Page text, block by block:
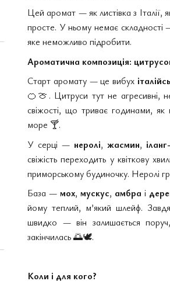
Цей аромат — як листівка з
просте. У ньому немає складності
яке неможливо підробити.
Ароматична композиція:
Старт аромату — це вибух
🍊🍈 . Цитруси тут не агресивні,
свіжості, що триває годинами,
море 🍸.
У серці — неролі, жасмин,
свіжість переходить у квіткову
приморському будиночку. Неролі
База — мох, мускус, амбра і
йому теплий, м’який шлейф.
швидко — він залишається
закінчилась🌅🕊️.
Коли і для кого?